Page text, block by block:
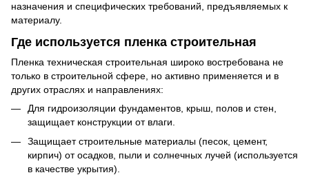
назначения и специфических требований, предъявляемых к
материалу.
Где используется пленка строительная
Пленка техническая строительная широко востребована не
только в строительной сфере, но активно применяется и в
других отраслях и направлениях:
Для гидроизоляции фундаментов, крыш, полов и стен,
защищает конструкции от влаги.
Защищает строительные материалы (песок, цемент,
кирпич) от осадков, пыли и солнечных лучей (используется
в качестве укрытия).